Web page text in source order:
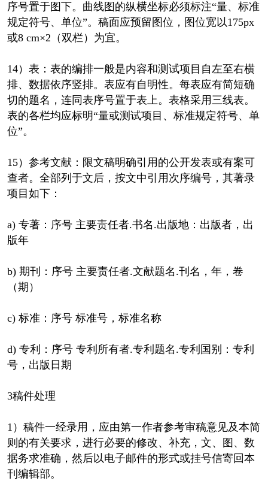
序号置于图下。曲线图的纵横坐标必须标注“量、标准
规定符号、单位”。稿面应预留图位，图位宽以175px
或8 cm×2（双栏）为宜。
14）表：表的编排一般是内容和测试项目自左至右横
排、数据依序竖排。表应有自明性。每表应有简短确
切的题名，连同表序号置于表上。表格采用三线表。
表的各栏均应标明“量或测试项目、标准规定符号、单
位”。
15）参考文献：限文稿明确引用的公开发表或有案可
查者。全部列于文后，按文中引用次序编号，其著录
项目如下：
a) 专著：序号 主要责任者.书名.出版地：出版者，出
版年
b) 期刊：序号 主要责任者.文献题名.刊名，年，卷
（期）
c) 标准：序号 标准号，标准名称
d) 专利：序号 专利所有者.专利题名.专利国别：专利
号，出版日期
3稿件处理
1）稿件一经录用，应由第一作者参考审稿意见及本简
则的有关要求，进行必要的修改、补充，文、图、数
据务求准确，然后以电子邮件的形式或挂号信寄回本
刊编辑部。